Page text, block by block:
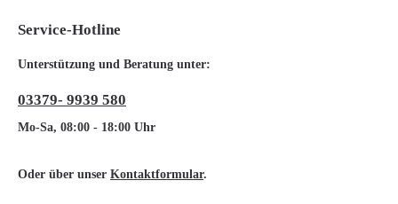
Service-Hotline
Unterstützung und Beratung unter:
03379- 9939 580
Mo-Sa, 08:00 - 18:00 Uhr
Oder über unser Kontaktformular.